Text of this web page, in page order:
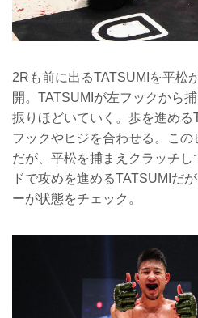
2Rも前に出るTATSUMIを平松
開。TATSUMIが左フックから
振りほどいていく。歩を進める
フックやヒジを合わせる。この
だが、平松を捕まえクラッチ
ドで攻めを進めるTATSUMIだ
ーが状態をチェック。